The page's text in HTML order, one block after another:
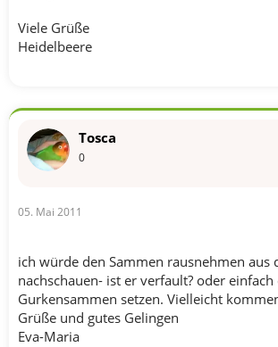
Viele Grüße
Heidelbeere
Tosca
0
05. Mai 2011
ich würde den Sammen rausnehmen aus
nachschauen- ist er verfault? oder einfach
Gurkensammen setzen. Vielleicht
Grüße und gutes Gelingen
Eva-Maria